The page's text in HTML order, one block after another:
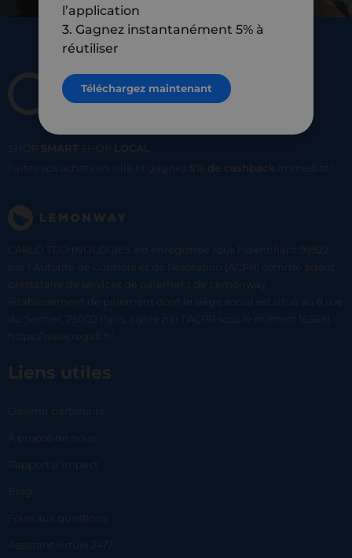
SHOP SMART SHOP
LOCAL
Faites vos achats en ville et gagnez 5% de cashback immediat !
CARLO TECHNOLOGIES est enregistrée sous l'identifiant 95922
par l’Autorité de Contrôle et de Résolution (ACPR) comme agent
prestataire de services de paiement de Lemonway
(établissement de paiement dont le siège social est situé au 8 rue
du Sentier, 75002 Paris, agréé par l’ACPR sous le numéro 16568) -
https://www.regafi.fr/
Liens utiles
Devenir partenaire
À propos de nous
Rapport d’impact
Blog
Foire aux questions
Assistant virtuel 24/7
l’application
3. Gagnez instantanément 5% à
réutiliser
Téléchargez maintenant